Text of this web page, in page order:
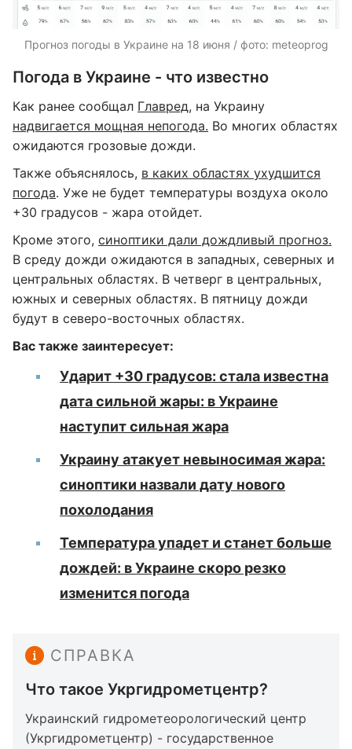
Прогноз погоды в Украине на 18 июня / фото: meteoprog
Погода в Украине - что известно
Как ранее сообщал Главред, на Украину
надвигается мощная непогода. Во многих областях
ожидаются грозовые дожди.
Также объяснялось, в каких областях ухудшится
погода. Уже не будет температуры воздуха около
+30 градусов - жара отойдет.
Кроме этого, синоптики дали дождливый прогноз.
В среду дожди ожидаются в западных, северных и
центральных областях. В четверг в центральных,
южных и северных областях. В пятницу дожди
будут в северо-восточных областях.
Вас также заинтересует:
Ударит +30 градусов: стала известна
дата сильной жары: в Украине
наступит сильная жара
Украину атакует невыносимая жара:
синоптики назвали дату нового
похолодания
Температура упадет и станет больше
дождей: в Украине скоро резко
изменится погода
СПРАВКА
Что такое Укргидрометцентр?
Украинский гидрометеорологический центр
(Укргидрометцентр) - государственное